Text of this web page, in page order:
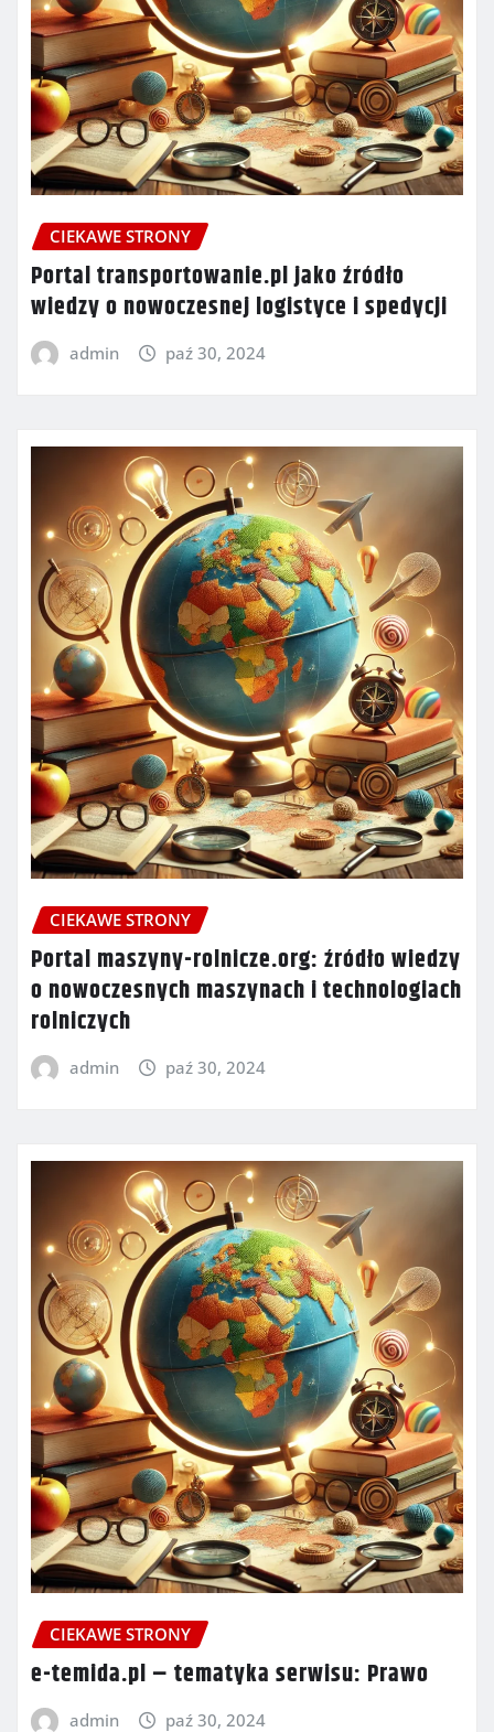
CIEKAWE STRONY
Portal transportowanie.pl jako źródło
wiedzy o nowoczesnej logistyce i spedycji
admin paź 30, 2024
CIEKAWE STRONY
Portal maszyny-rolnicze.org: źródło wiedzy
o nowoczesnych maszynach i technologiach
rolniczych
admin paź 30, 2024
CIEKAWE STRONY
e-temida.pl – tematyka serwisu: Prawo
admin paź 30, 2024